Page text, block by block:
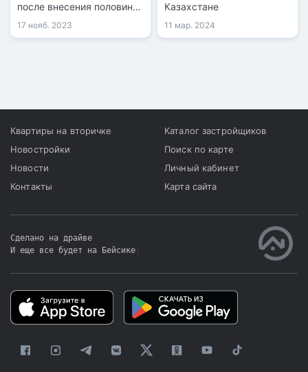
после внесения половины
стоимости жилья в один
платеж будет
17 нояб. 2023
Казахстане
11 мар. 2024
Квартиры на вторичке
Новостройки
Новости
Контакты
Каталог застройщиков
Поиск по карте
Личный кабинет
Карта сайта
Сделано на драйве
И еще все будет на Бейсике